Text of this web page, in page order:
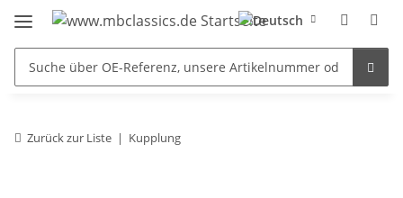
Zurück zur Liste Kupplung